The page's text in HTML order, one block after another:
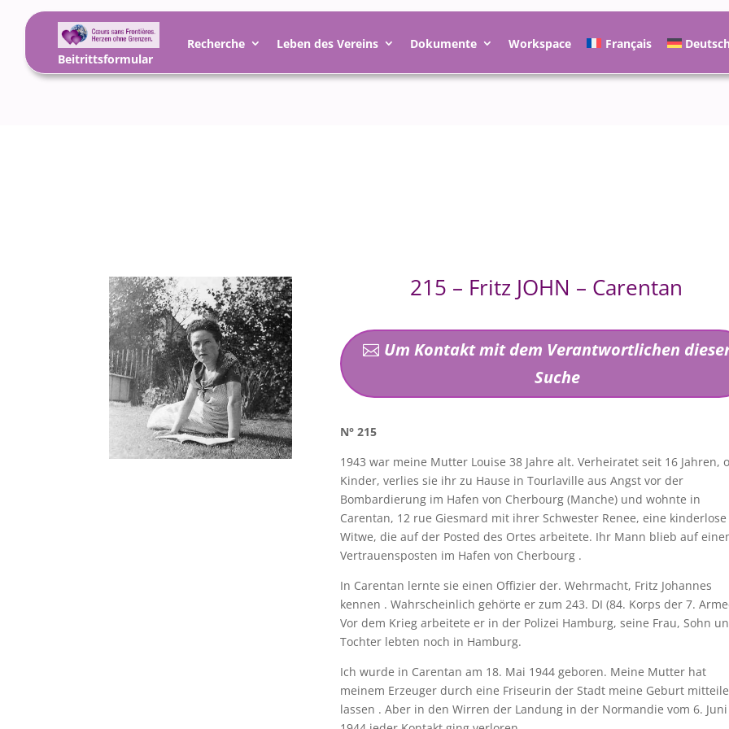
Recherche Leben des Vereins Dokumente Workspace Français Deutsch
Beitrittsformular
215 – Fritz JOHN – Carentan
Um Kontakt mit dem Verantwortlichen
Suche
N° 215
1943 war meine Mutter Louise 38 Jahre alt. Verheiratet seit 16 Jahren,
Kinder, verlies sie ihr zu Hause in Tourlaville aus Angst vor der
Bombardierung im Hafen von Cherbourg (Manche) und wohnte in
Carentan, 12 rue Giesmard mit ihrer Schwester Renee, eine kinderlose
Witwe, die auf der Posted des Ortes arbeitete. Ihr Mann blieb auf
Vertrauensposten im Hafen von Cherbourg .
In Carentan lernte sie einen Offizier der. Wehrmacht, Fritz Johannes
kennen . Wahrscheinlich gehörte er zum 243. DI (84. Korps der 7.
Vor dem Krieg arbeitete er in der Polizei Hamburg, seine Frau, Sohn
Tochter lebten noch in Hamburg.
Ich wurde in Carentan am 18. Mai 1944 geboren. Meine Mutter hat
meinem Erzeuger durch eine Friseurin der Stadt meine Geburt
lassen . Aber in den Wirren der Landung in der Normandie vom 6. Juni